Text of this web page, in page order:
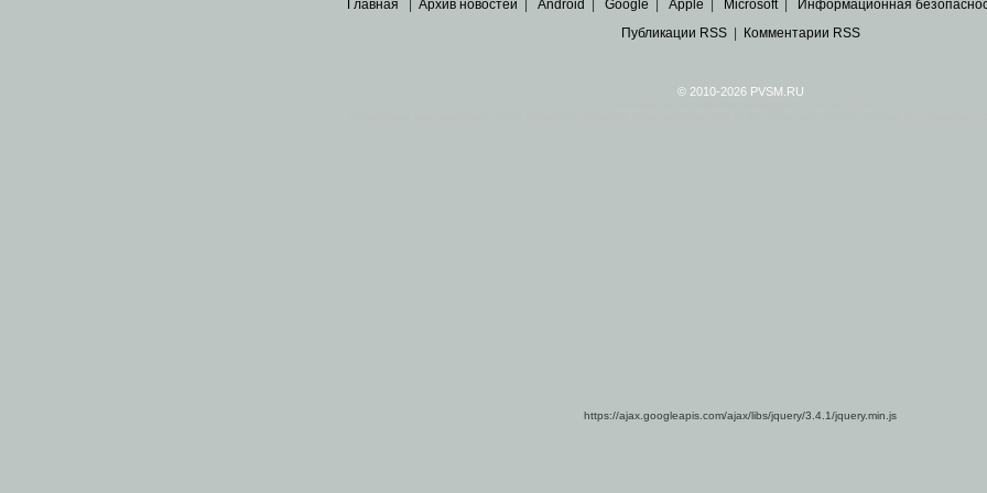
Главная Архив новостей Android Google Apple Microsoft| Информационная
Публикации RSS| Комментарии RSS
© 2010-2026 PVSM.RU
https://ajax.googleapis.com/ajax/libs/jquery/3.4.1/jquery.min.js